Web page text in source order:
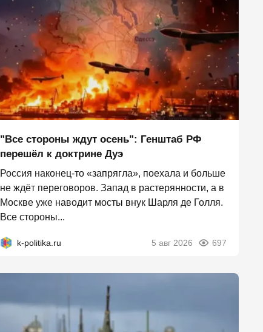
"Все стороны ждут осень": Генштаб РФ
перешёл к доктрине Дуэ
Россия наконец-то «запрягла», поехала и больше
не ждёт переговоров. Запад в растерянности, а в
Москве уже наводит мосты внук Шарля де Голля.
Все стороны...
k-politika.ru 5 авг 2026 697